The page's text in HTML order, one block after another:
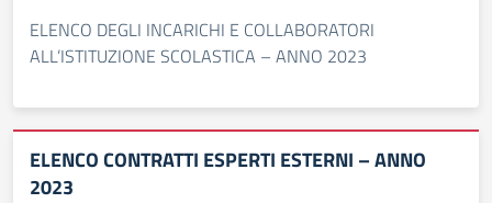
ELENCO DEGLI INCARICHI E COLLABORATORI
ALL’ISTITUZIONE SCOLASTICA – ANNO 2023
ELENCO CONTRATTI ESPERTI ESTERNI – ANNO
2023